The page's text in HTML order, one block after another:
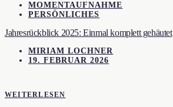
MOMENTAUFNAHME
PERSÖNLICHES
Jahresrückblick 2025: Einmal komplett gehäutet
MIRIAM LOCHNER
19. FEBRUAR 2026
WEITERLESEN